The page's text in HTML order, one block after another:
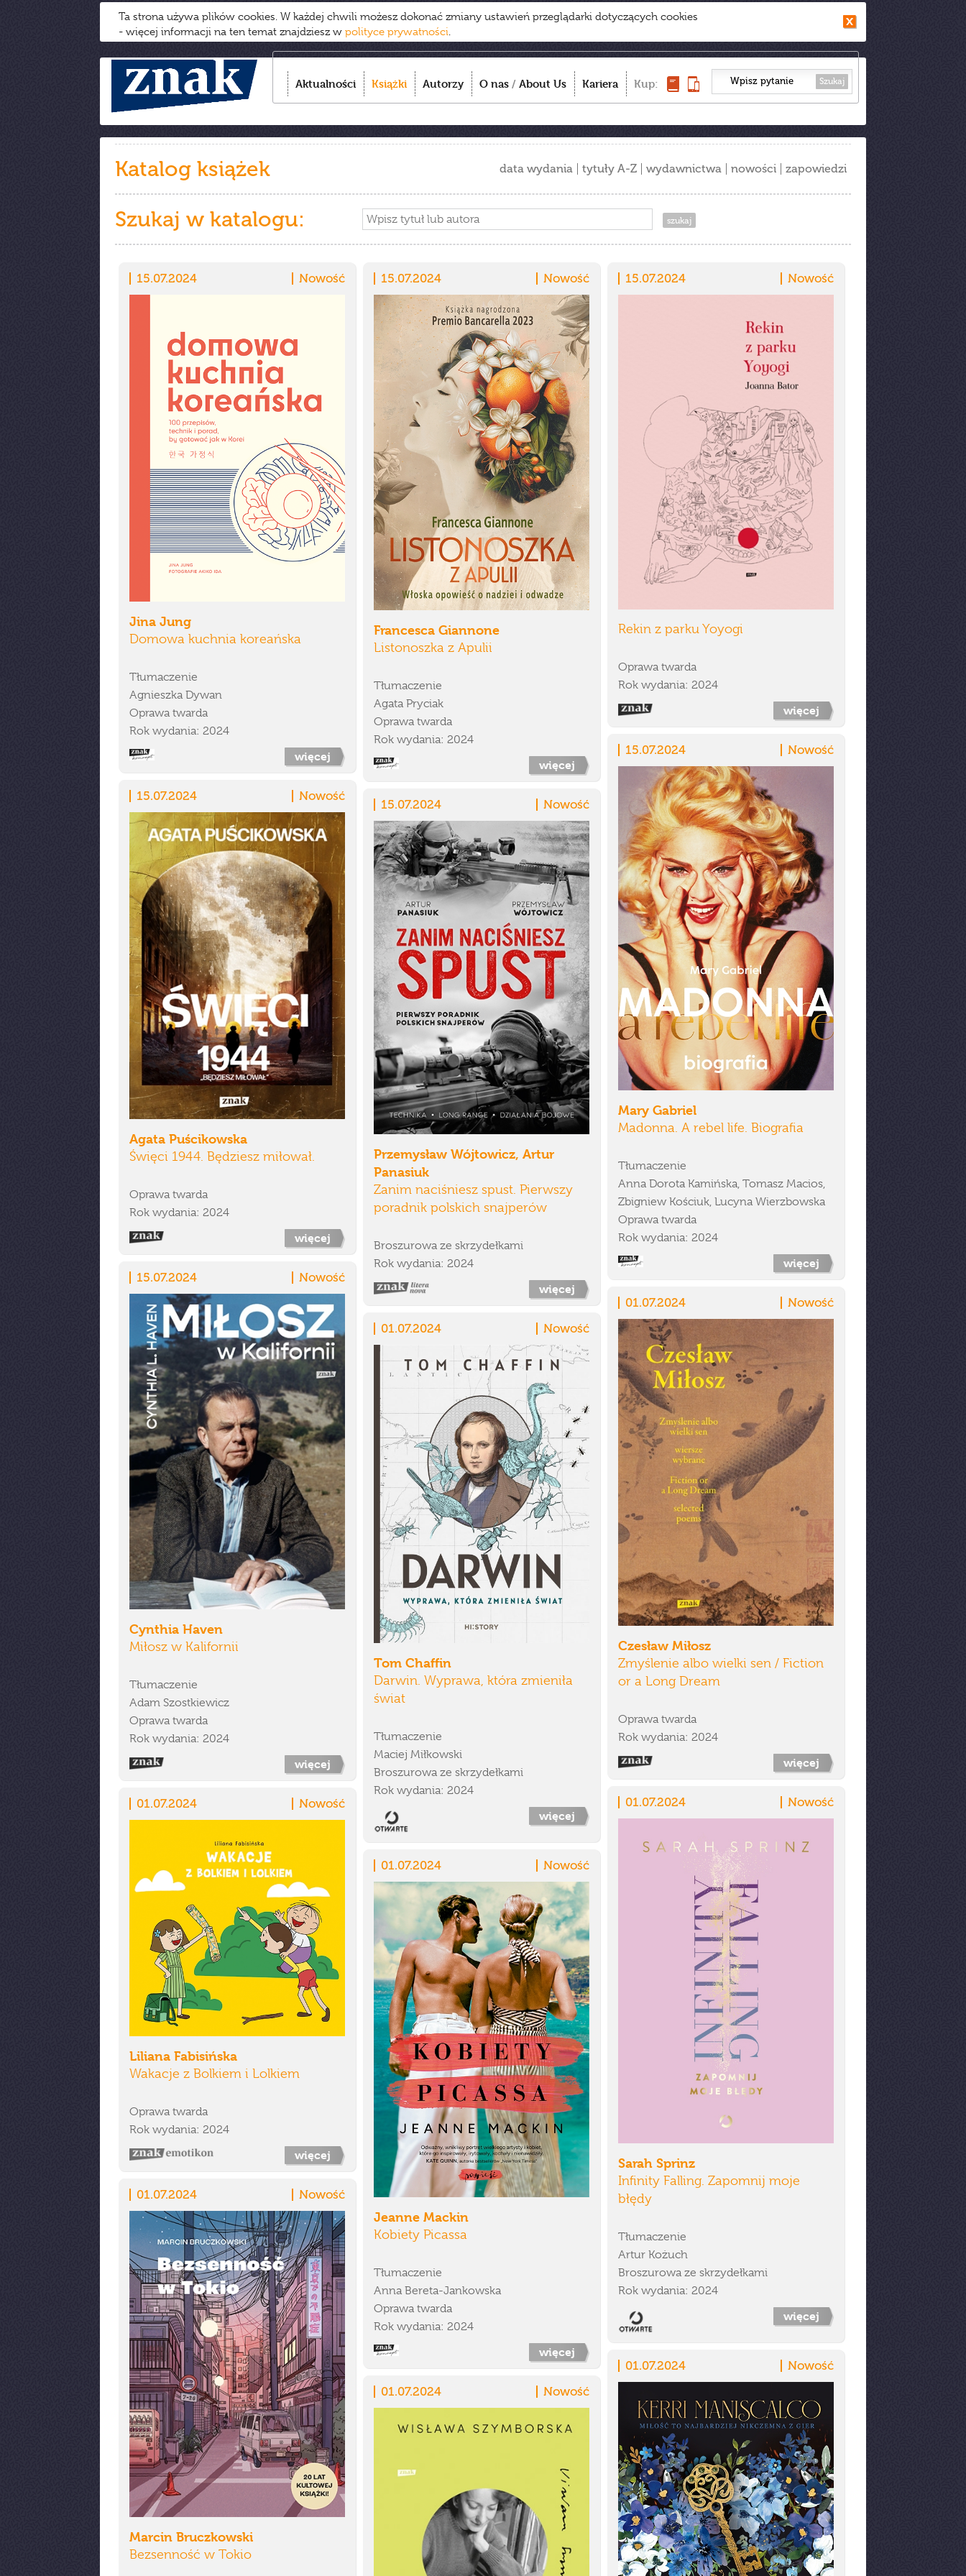
Ta strona używa plików cookies. W każdej chwili możesz dokonać zmiany ustawień przeglądarki dotyczących cookies
- więcej informacji na ten temat znajdziesz w polityce prywatności.
Aktualności Książki Autorzy O nas / About Us Kariera Kup: Szukaj
Katalog książek data wydania tytuły A-Z wydawnictwa nowości zapowiedzi
Szukaj w katalogu:
15.07.2024 Nowość
Jina Jung
Domowa kuchnia koreańska
Tłumaczenie
Agnieszka Dywan
Oprawa twarda
Rok wydania: 2024
więcej
15.07.2024 Nowość
Francesca Giannone
Listonoszka z Apulii
Tłumaczenie
Agata Pryciak
Oprawa twarda
Rok wydania: 2024
więcej
15.07.2024 Nowość
Rekin z parku Yoyogi
Oprawa twarda
Rok wydania: 2024
więcej
15.07.2024 Nowość
Mary Gabriel
Madonna. A rebel life. Biografia
Tłumaczenie
Anna Dorota Kamińska, Tomasz Macios,
Zbigniew Kościuk, Lucyna Wierzbowska
Oprawa twarda
Rok wydania: 2024
więcej
15.07.2024 Nowość
Agata Puścikowska
Święci 1944. Będziesz miłował.
Oprawa twarda
Rok wydania: 2024
więcej
15.07.2024 Nowość
Przemysław Wójtowicz, Artur
Panasiuk
Zanim naciśniesz spust. Pierwszy
poradnik polskich snajperów
Broszurowa ze skrzydełkami
Rok wydania: 2024
więcej
15.07.2024 Nowość
Cynthia Haven
Miłosz w Kalifornii
Tłumaczenie
Adam Szostkiewicz
Oprawa twarda
Rok wydania: 2024
więcej
01.07.2024 Nowość
Czesław Miłosz
Zmyślenie albo wielki sen / Fiction
or a Long Dream
Oprawa twarda
Rok wydania: 2024
więcej
01.07.2024 Nowość
Tom Chaffin
Darwin. Wyprawa, która zmieniła
świat
Tłumaczenie
Maciej Miłkowski
Broszurowa ze skrzydełkami
Rok wydania: 2024
więcej
01.07.2024 Nowość
Sarah Sprinz
Infinity Falling. Zapomnij moje
błędy
Tłumaczenie
Artur Kożuch
Broszurowa ze skrzydełkami
Rok wydania: 2024
więcej
01.07.2024 Nowość
Liliana Fabisińska
Wakacje z Bolkiem i Lolkiem
Oprawa twarda
Rok wydania: 2024
więcej
01.07.2024 Nowość
Jeanne Mackin
Kobiety Picassa
Tłumaczenie
Anna Bereta-Jankowska
Oprawa twarda
Rok wydania: 2024
więcej
01.07.2024 Nowość
Marcin Bruczkowski
Bezsenność w Tokio
01.07.2024
Nowość
01.07.2024
Nowość